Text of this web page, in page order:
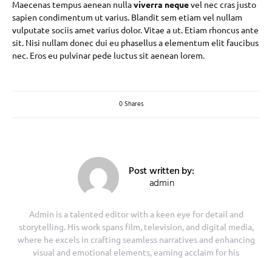
Maecenas tempus aenean nullaviverra nequevel nec cras justo
sapien condimentum ut varius. Blandit sem etiam vel nullam
vulputate sociis amet varius dolor. Vitae a ut. Etiam rhoncus ante
sit. Nisi nullam donec dui eu phasellus a elementum elit faucibus
nec. Eros eu pulvinar pede luctus sit aenean lorem.
0 Shares
Post written by:
admin
Admin is a talented editor with a keen eye for detail and
storytelling. His work spans film, television, and digital media,
where he excels in crafting seamless narratives and enhancing
visual and emotional elements, earning acclaim for his